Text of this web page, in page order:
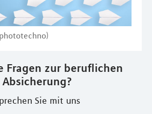
Fragen zur beruflichen
Absicherung?
Sie mit uns